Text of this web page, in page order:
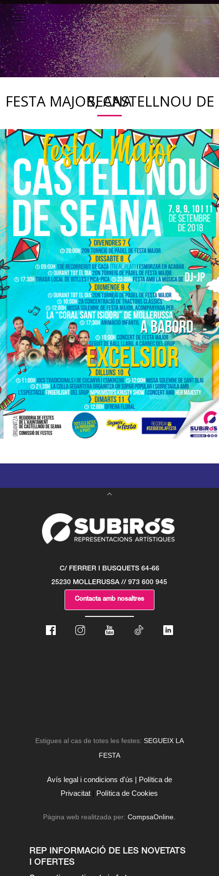
FESTA MAJOR, CASTELLNOU DE SEANA
C/ FERRER I BUSQUETS 64-66
25230 MOLLERUSSA // 973 600 945
Contacta amb nosaltres
Estigues al cas de totes les festes: SEGUEIX LA
FESTA
Avís legal i condicions d'ús | Política de
Privacitat | Política de Cookies
Pàgina web realitzada per:CompsaOnline.
REP INFORMACIÓ DE LES NOVETATS
I OFERTES